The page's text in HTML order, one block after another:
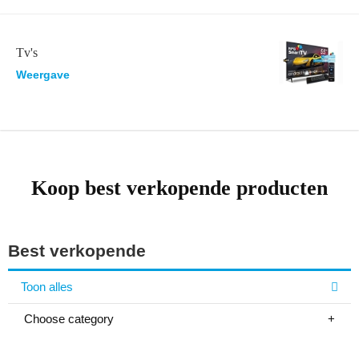
Tv's
Weergave
Koop best verkopende producten
Best verkopende
Toon alles
Choose category